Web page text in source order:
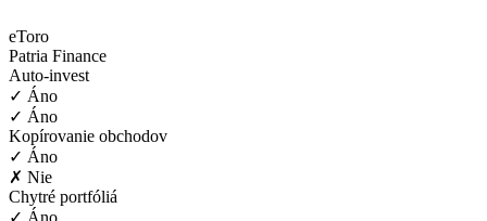
eToro
Patria Finance
Auto-invest
✓ Áno
✓ Áno
Kopírovanie obchodov
✓ Áno
✗ Nie
Chytré portfóliá